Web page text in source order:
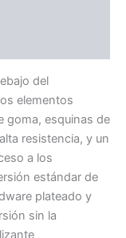
del
elementos
goma, esquinas de
resistencia, y un
a los
estándar de
plateado y
sin la